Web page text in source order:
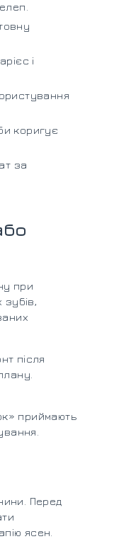
і
коригує
за
при
зубів,
після
приймають
Перед
ясен.